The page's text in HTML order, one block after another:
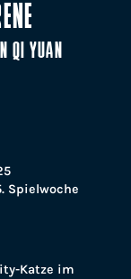
QI YUAN
Spielwoche
Katze im